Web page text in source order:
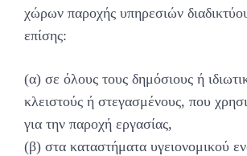
χώρων παροχής υπηρεσιών
επίσης:
(α) σε όλους τους δημόσιους ή
κλειστούς ή στεγασμένους, που
για την παροχή εργασίας,
(β) στα καταστήματα υγειονομικού